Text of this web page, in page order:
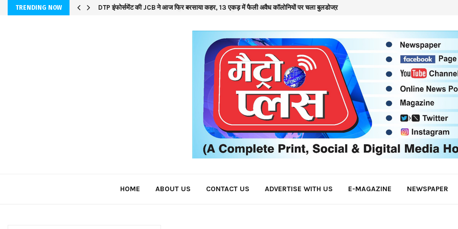
TRENDING NOW DTP इंफोर्समेंट की JCB ने आज फिर बरसाया कहर, 13 एकड़ में फैली अवैध कॉलोनियों पर चला बुलडोजऱ
HOME ABOUT US CONTACT US ADVERTISE WITH US E-MAGAZINE NEWSPAPER